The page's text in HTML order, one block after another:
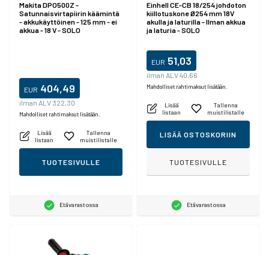
Makita DPO500Z -
Satunnaisvirtapiirin käämintä
- akkukäyttöinen - 125 mm - ei
akkua - 18 V - SOLO
EUR 404,49
ilman ALV 322,30
Mahdolliset rahtimaksut lisätään.
Lisää
listaan
Tallenna
muistilistalle
TUOTESIVULLE
Etävarastossa
Einhell CE-CB 18/254 johdoton
kiillotuskone Ø254 mm 18V
akulla ja laturilla - Ilman akkua
ja laturia - SOLO
EUR 51,03
ilman ALV 40,66
Mahdolliset rahtimaksut lisätään.
Lisää
listaan
Tallenna
muistilistalle
LISÄÄ OSTOSKORIIN
TUOTESIVULLE
Etävarastossa